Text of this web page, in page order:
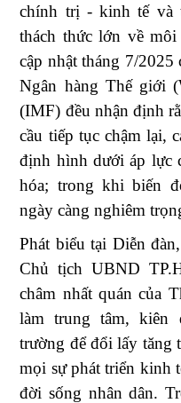
chính trị - kinh tế và
thách thức lớn về
cập nhật tháng 7/2025
Ngân hàng Thế giới
(IMF) đều nhận định
cầu tiếp tục chậm lại,
định hình dưới áp lực
hóa; trong khi biến
ngày càng nghiêm
Phát biểu tại Diễn đàn,
Chủ tịch UBND
châm nhất quán của
làm trung tâm, kiên
trường để đổi lấy tăng
mọi sự phát triển kinh
đời sống nhân dân.